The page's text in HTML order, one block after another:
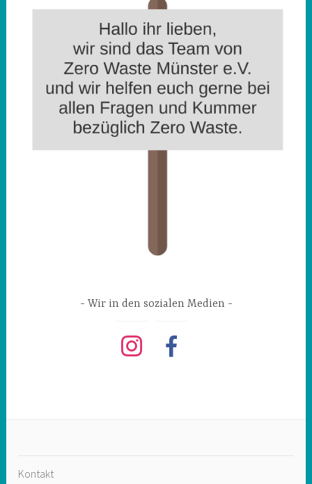
Wir in den sozialen Medien
instagram facebook
Kontakt